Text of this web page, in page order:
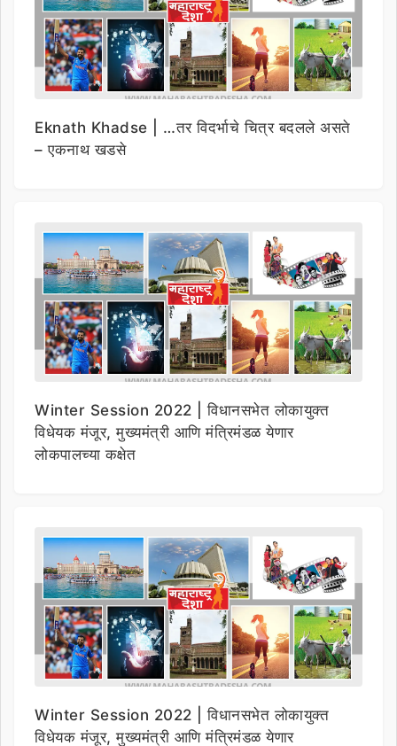
Eknath Khadse | …तर विदर्भाचे चित्र बदलले असते
– एकनाथ खडसे
Winter Session 2022 | विधानसभेत लोकायुक्त
विधेयक मंजूर, मुख्यमंत्री आणि मंत्रिमंडळ येणार
लोकपालच्या कक्षेत
Winter Session 2022 | विधानसभेत लोकायुक्त
विधेयक मंजूर, मुख्यमंत्री आणि मंत्रिमंडळ येणार